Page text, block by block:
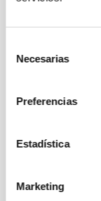
Necesarias
Preferencias
Estadística
Marketing